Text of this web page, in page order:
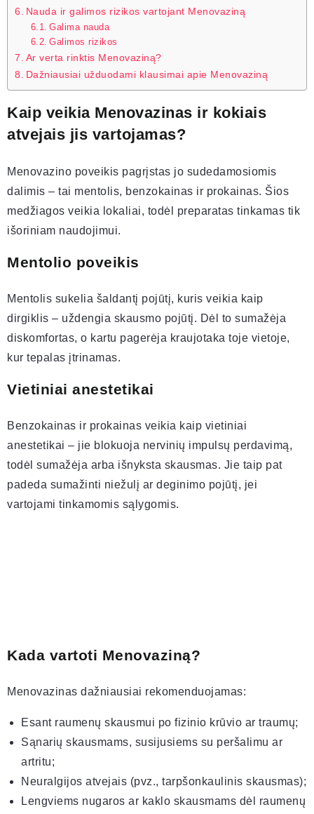
Nauda ir galimos rizikos vartojant Menovaziną
Galima nauda
Galimos rizikos
Ar verta rinktis Menovaziną?
Dažniausiai užduodami klausimai apie Menovaziną
Kaip veikia Menovazinas ir kokiais
atvejais jis vartojamas?
Menovazino poveikis pagrįstas jo sudedamosiomis
dalimis – tai mentolis, benzokainas ir prokainas. Šios
medžiagos veikia lokaliai, todėl preparatas tinkamas tik
išoriniam naudojimui.
Mentolio poveikis
Mentolis sukelia šaldantį pojūtį, kuris veikia kaip
dirgiklis – uždengia skausmo pojūtį. Dėl to sumažėja
diskomfortas, o kartu pagerėja kraujotaka toje vietoje,
kur tepalas įtrinamas.
Vietiniai anestetikai
Benzokainas ir prokainas veikia kaip vietiniai
anestetikai – jie blokuoja nervinių impulsų perdavimą,
todėl sumažėja arba išnyksta skausmas. Jie taip pat
padeda sumažinti niežulį ar deginimo pojūtį, jei
vartojami tinkamomis sąlygomis.
Kada vartoti Menovaziną?
Menovazinas dažniausiai rekomenduojamas:
Esant raumenų skausmui po fizinio krūvio ar traumų;
Sąnarių skausmams, susijusiems su peršalimu ar
artritu;
Neuralgijos atvejais (pvz., tarpšonkaulinis skausmas);
Lengviems nugaros ar kaklo skausmams dėl raumenų